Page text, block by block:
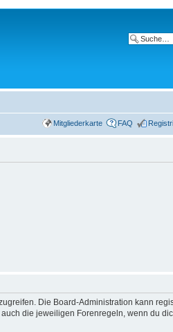
Mitgliederkarte FAQ
Die Board-Administration kann
die jeweiligen Forenregeln, wenn du